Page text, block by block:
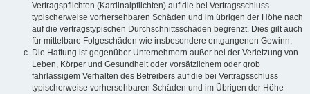
Vertragspflichten (Kardinalpflichten) auf die bei Vertragsschluss
typischerweise vorhersehbaren Schäden und im übrigen der Höhe nach
auf die vertragstypischen Durchschnittsschäden begrenzt. Dies gilt auch
für mittelbare Folgeschäden wie insbesondere entgangenen Gewinn.
Die Haftung ist gegenüber Unternehmern außer bei der Verletzung von
Leben, Körper und Gesundheit oder vorsätzlichem oder grob
fahrlässigem Verhalten des Betreibers auf die bei Vertragsschluss
typischerweise vorhersehbaren Schäden und im Übrigen der Höhe